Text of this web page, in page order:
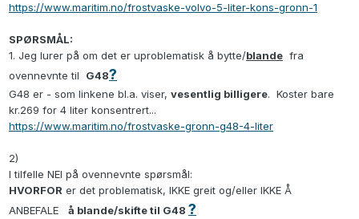
https://www.maritim.no/frostvaske-volvo-5-liter-kons-gronn-1
SPØRSMÅL:
1. Jeg lurer på om det er uproblematisk å bytte/blande fra
ovennevnte til G48?
G48 er - som linkene bl.a. viser, vesentlig billigere. Koster bare
kr.269 for 4 liter konsentrert...
https://www.maritim.no/frostvaske-gronn-g48-4-liter
2)
I tilfelle NEI på ovennevnte spørsmål:
HVORFOR er det problematisk, IKKE greit og/eller IKKE Å
ANBEFALE å blande/skifte til G48 ?